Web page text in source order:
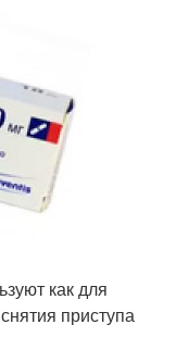
как для
приступа